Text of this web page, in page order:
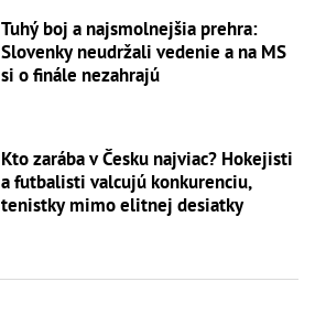
Tuhý boj a najsmolnejšia prehra:
Slovenky neudržali vedenie a na MS
si o finále nezahrajú
Kto zarába v Česku najviac? Hokejisti
a futbalisti valcujú konkurenciu,
tenistky mimo elitnej desiatky